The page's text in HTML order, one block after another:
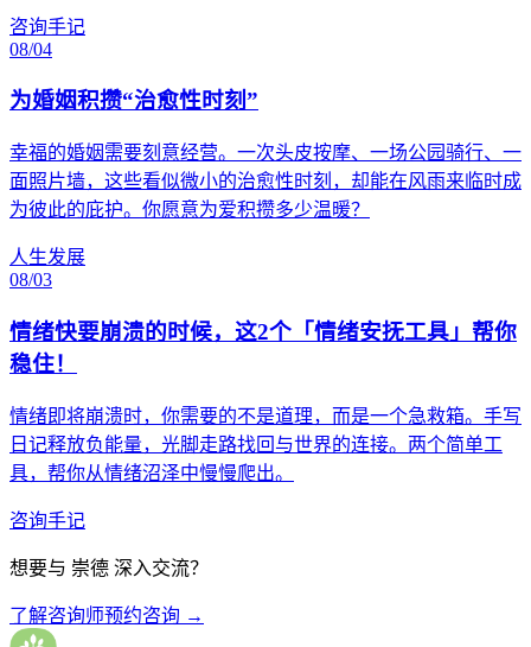
咨询手记
08/04
为婚姻积攒“治愈性时刻”
幸福的婚姻需要刻意经营。一次头皮按摩、一场公园骑行、一
面照片墙，这些看似微小的治愈性时刻，却能在风雨来临时成
为彼此的庇护。你愿意为爱积攒多少温暖？
人生发展
08/03
情绪快要崩溃的时候，这2个「情绪安抚工具」帮你
稳住！
情绪即将崩溃时，你需要的不是道理，而是一个急救箱。手写
日记释放负能量，光脚走路找回与世界的连接。两个简单工
具，帮你从情绪沼泽中慢慢爬出。
咨询手记
想要与 崇德 深入交流？
了解咨询师预约咨询 →